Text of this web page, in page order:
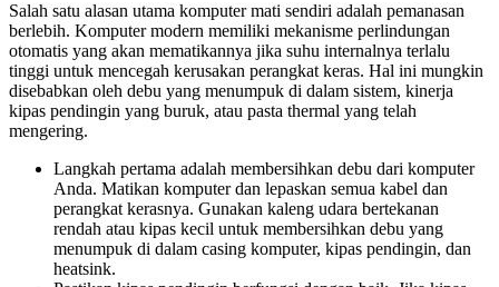
Salah satu alasan utama komputer mati sendiri adalah pemanasan
berlebih. Komputer modern memiliki mekanisme perlindungan
otomatis yang akan mematikannya jika suhu internalnya terlalu
tinggi untuk mencegah kerusakan perangkat keras. Hal ini mungkin
disebabkan oleh debu yang menumpuk di dalam sistem, kinerja
kipas pendingin yang buruk, atau pasta thermal yang telah
mengering.
Langkah pertama adalah membersihkan debu dari komputer
Anda. Matikan komputer dan lepaskan semua kabel dan
perangkat kerasnya. Gunakan kaleng udara bertekanan
rendah atau kipas kecil untuk membersihkan debu yang
menumpuk di dalam casing komputer, kipas pendingin, dan
heatsink.